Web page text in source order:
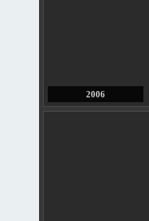
2006